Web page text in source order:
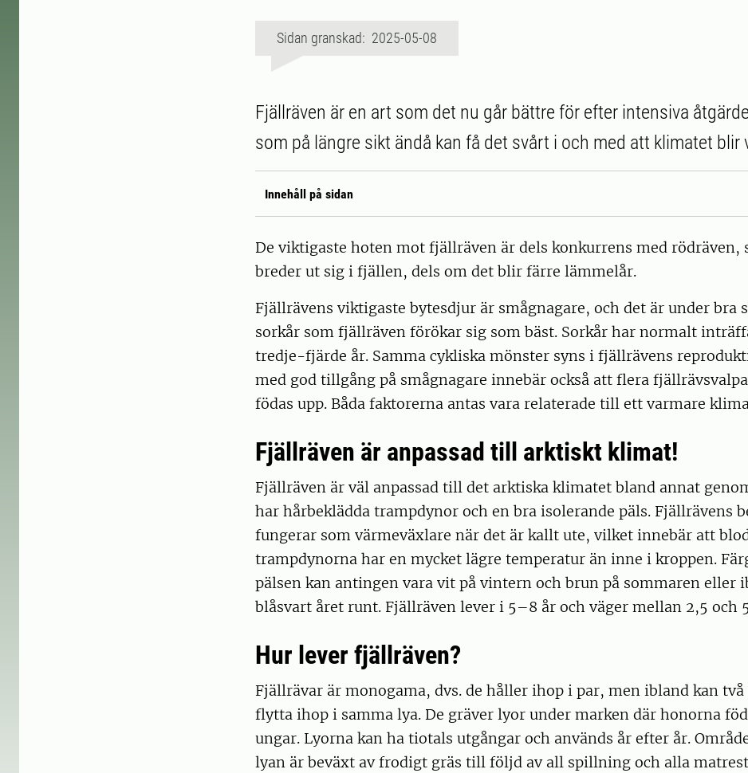
Sidan granskad: 2025-05-08
Fjällräven är en art som det nu går bättre för efter intensiva
som på längre sikt ändå kan få det svårt i och med att klimatet blir
Innehåll på sidan
De viktigaste hoten mot fjällräven är dels konkurrens med rödräven,
breder ut sig i fjällen, dels om det blir färre lämmelår.
Fjällrävens viktigaste bytesdjur är smågnagare, och det är under bra
sorkår som fjällräven förökar sig som bäst. Sorkår har normalt
tredje-fjärde år. Samma cykliska mönster syns i fjällrävens
med god tillgång på smågnagare innebär också att flera
födas upp. Båda faktorerna antas vara relaterade till ett varmare
Fjällräven är anpassad till arktiskt klimat!
Fjällräven är väl anpassad till det arktiska klimatet bland annat
har hårbeklädda trampdynor och en bra isolerande päls. Fjällrävens
fungerar som värmeväxlare när det är kallt ute, vilket innebär att
trampdynorna har en mycket lägre temperatur än inne i kroppen.
pälsen kan antingen vara vit på vintern och brun på sommaren eller
blåsvart året runt. Fjällräven lever i 5–8 år och väger mellan 2,5 och
Hur lever fjällräven?
Fjällrävar är monogama, dvs. de håller ihop i par, men ibland kan
flytta ihop i samma lya. De gräver lyor under marken där honorna
ungar. Lyorna kan ha tiotals utgångar och används år efter år.
lyan är beväxt av frodigt gräs till följd av all spillning och alla